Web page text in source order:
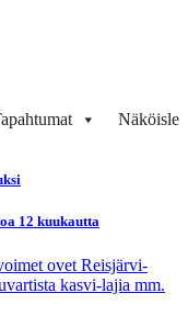
12 kuukautta